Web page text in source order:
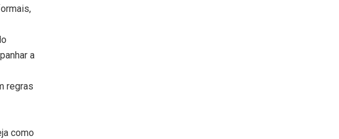
a
regras
como